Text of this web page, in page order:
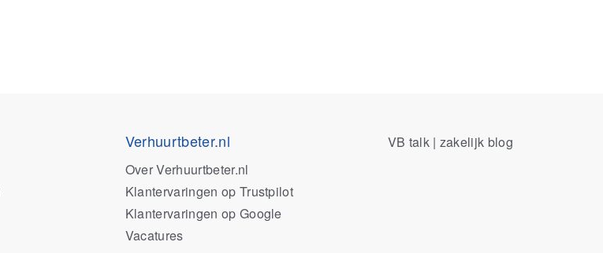
Verhuurtbeter.nl
Over Verhuurtbeter.nl
Klantervaringen op Trustpilot
Klantervaringen op Google
Vacatures
VB talk | zakelijk blog